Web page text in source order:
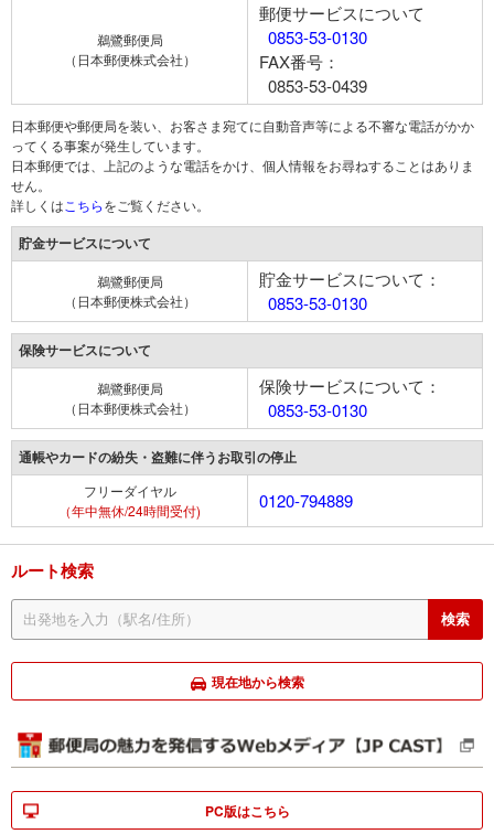
鵜鷺郵便局
（日本郵便株式会社）
郵便サービスについて
0853-53-0130
FAX番号：
0853-53-0439
日本郵便や郵便局を装い、お客さま宛てに自動音声等による不審な電話がかか
ってくる事案が発生しています。
日本郵便では、上記のような電話をかけ、個人情報をお尋ねすることはありま
せん。
詳しくは こちらをご覧ください。
貯金サービスについて
鵜鷺郵便局
（日本郵便株式会社）
貯金サービスについて：
0853-53-0130
保険サービスについて
鵜鷺郵便局
（日本郵便株式会社）
保険サービスについて：
0853-53-0130
通帳やカードの紛失・盗難に伴うお取引の停止
フリーダイヤル
（年中無休/24時間受付)
0120-794889
ルート検索
現在地から検索
PC版はこちら